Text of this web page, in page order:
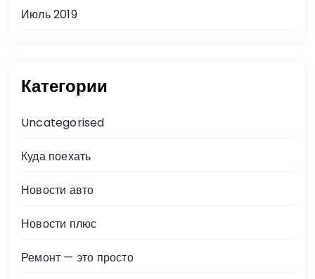
Июль 2019
Категории
Uncategorised
Куда поехать
Новости авто
Новости плюс
Ремонт — это просто